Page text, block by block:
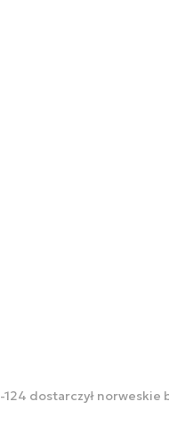
dostarczył norweskie